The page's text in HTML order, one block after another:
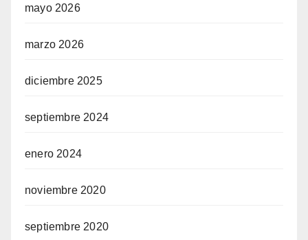
mayo 2026
marzo 2026
diciembre 2025
septiembre 2024
enero 2024
noviembre 2020
septiembre 2020